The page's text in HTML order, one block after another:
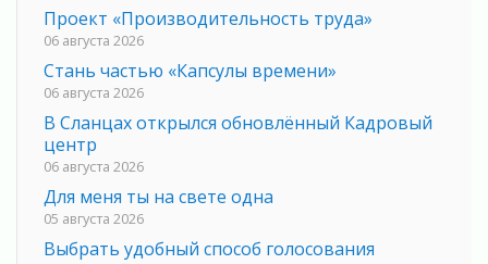
Проект «Производительность труда»
06 августа 2026
Стань частью «Капсулы времени»
06 августа 2026
В Сланцах открылся обновлённый Кадровый
центр
06 августа 2026
Для меня ты на свете одна
05 августа 2026
Выбрать удобный способ голосования